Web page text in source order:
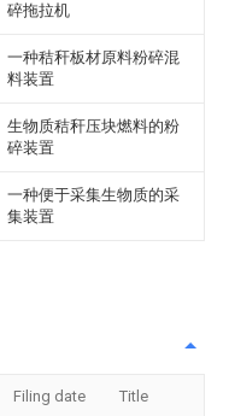
碎拖拉机
一种秸秆板材原料粉碎混
料装置
生物质秸秆压块燃料的粉
碎装置
一种便于采集生物质的采
集装置
Filing date Title